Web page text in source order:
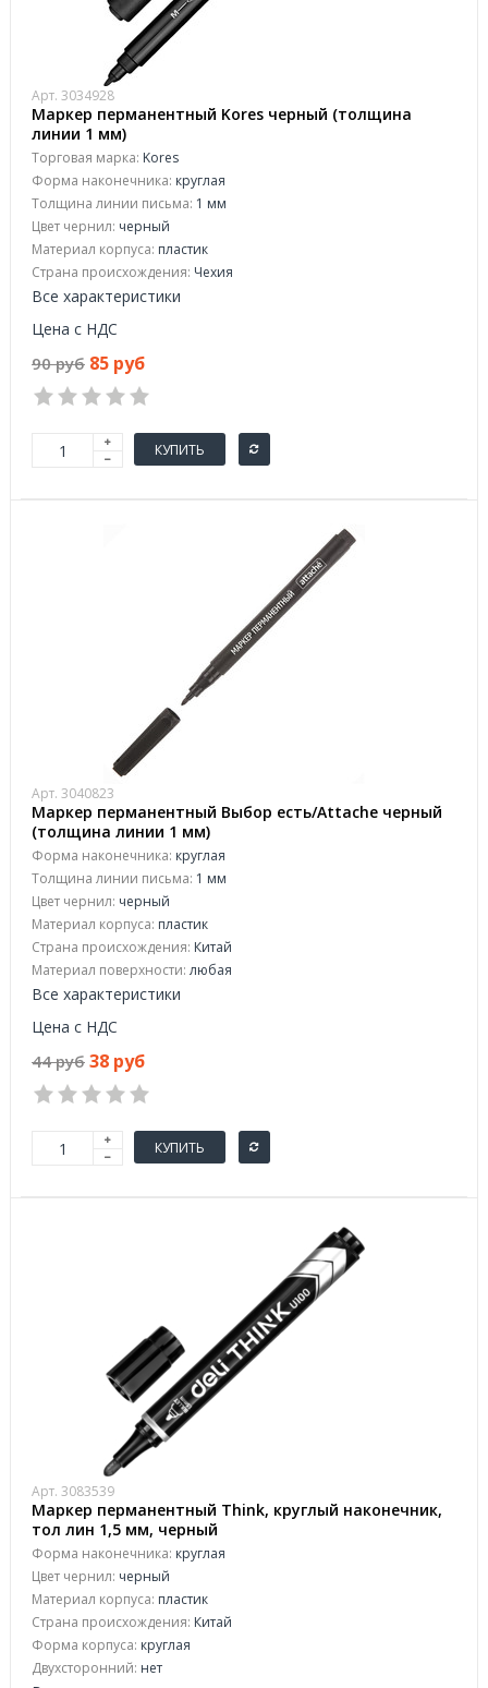
Арт. 3034928
Маркер перманентный Kores черный (толщина
линии 1 мм)
Торговая марка: Kores
Форма наконечника: круглая
Толщина линии письма: 1 мм
Цвет чернил: черный
Материал корпуса: пластик
Страна происхождения: Чехия
Все характеристики
Цена с НДС
90 руб 85 руб
КУПИТЬ
Арт. 3040823
Маркер перманентный Выбор есть/Attache черный
(толщина линии 1 мм)
Форма наконечника: круглая
Толщина линии письма: 1 мм
Цвет чернил: черный
Материал корпуса: пластик
Страна происхождения: Китай
Материал поверхности: любая
Все характеристики
Цена с НДС
44 руб 38 руб
КУПИТЬ
Арт. 3083539
Маркер перманентный Think, круглый наконечник,
тол лин 1,5 мм, черный
Форма наконечника: круглая
Цвет чернил: черный
Материал корпуса: пластик
Страна происхождения: Китай
Форма корпуса: круглая
Двухсторонний: нет